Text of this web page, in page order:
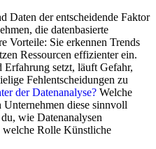
Daten der entscheidende Faktor
die datenbasierte
Vorteile: Sie erkennen Trends
Ressourcen effizienter ein.
setzt, läuft Gefahr,
Fehlentscheidungen zu
der Datenanalyse? Welche
diese sinnvoll
wie Datenanalysen
welche Rolle Künstliche